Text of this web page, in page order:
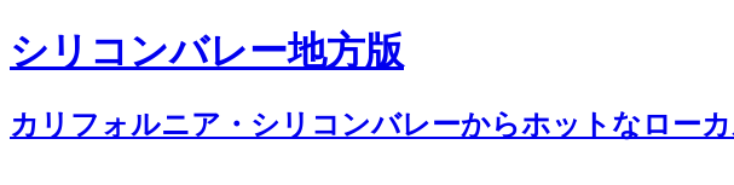
シリコンバレー地方版
カリフォルニア・シリコンバレーからホットなロー